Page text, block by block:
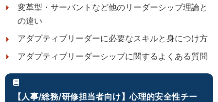
変革型・サーバントなど他のリーダーシップ理論と
の違い
アダプティブリーダーに必要なスキルと身につけ方
アダプティブリーダーシップに関するよくある質問
【人事/総務/研修担当者向け】心理的安全性チー